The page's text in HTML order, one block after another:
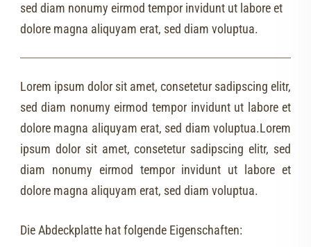
sed diam nonumy eirmod tempor invidunt ut labore et
dolore magna aliquyam erat, sed diam voluptua.
Lorem ipsum dolor sit amet, consetetur sadipscing elitr,
sed diam nonumy eirmod tempor invidunt ut labore et
dolore magna aliquyam erat, sed diam voluptua.Lorem
ipsum dolor sit amet, consetetur sadipscing elitr, sed
diam nonumy eirmod tempor invidunt ut labore et
dolore magna aliquyam erat, sed diam voluptua.
Die Abdeckplatte hat folgende Eigenschaften: